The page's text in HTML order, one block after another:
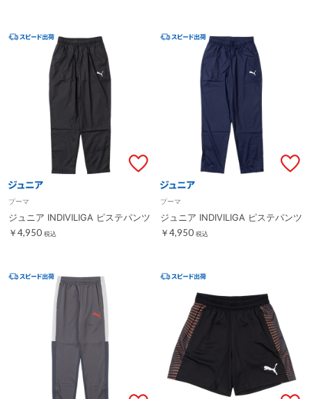
プーマ
ジュニア INDIVILIGA ピステパンツ
￥4,950 税込
プーマ
ジュニア INDIVILIGA ピステパンツ
￥4,950 税込